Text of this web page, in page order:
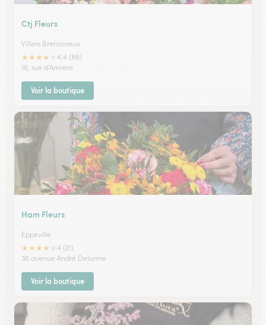
Ctj Fleurs
Villers Bretonneux
★★★★
4.4 (86)
16, rue d'Amiens
Voir la boutique
Ham Fleurs
Eppeville
★★★★
4 (21)
36 avenue André Delorme
Voir la boutique